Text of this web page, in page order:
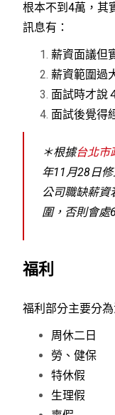
根本不到4萬，其
訊息有：
薪資面議但
薪資範圍過
面試時才說
面試後覺得
＊根據台北市
年11月28日
公司職缺薪資
圍，否則會處
福利
福利部分主要分
周休二日
勞、健保
特休假
生理假